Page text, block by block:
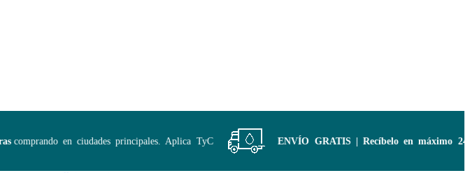
comprando en ciudades principales. Aplica TyC ENVÍO GRATIS | Recíbelo en máximo 24